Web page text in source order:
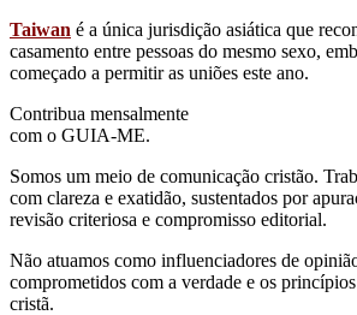
Taiwan é a única jurisdição asiática que
casamento entre pessoas do mesmo sexo,
começado a permitir as uniões este ano.
Contribua mensalmente
com o GUIA-ME.
Somos um meio de comunicação cristão.
com clareza e exatidão, sustentados por
revisão criteriosa e compromisso editorial.
Não atuamos como influenciadores de
comprometidos com a verdade e os
cristã.